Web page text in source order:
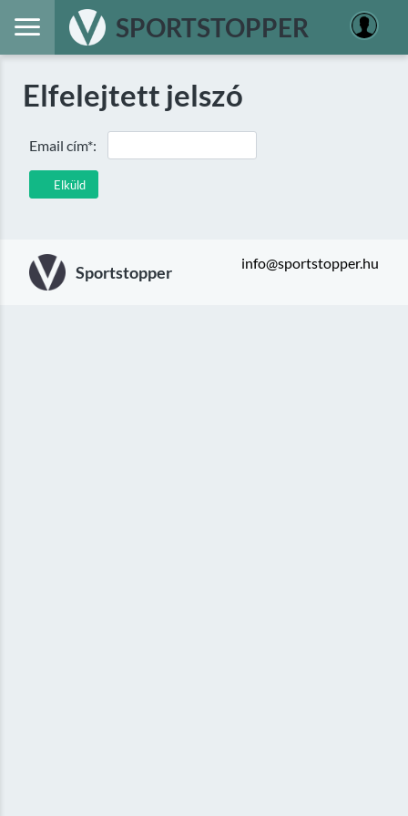
SPORTSTOPPER
Elfelejtett jelszó
Elküld
Email cím*:
Sportstopper info@sportstopper.hu